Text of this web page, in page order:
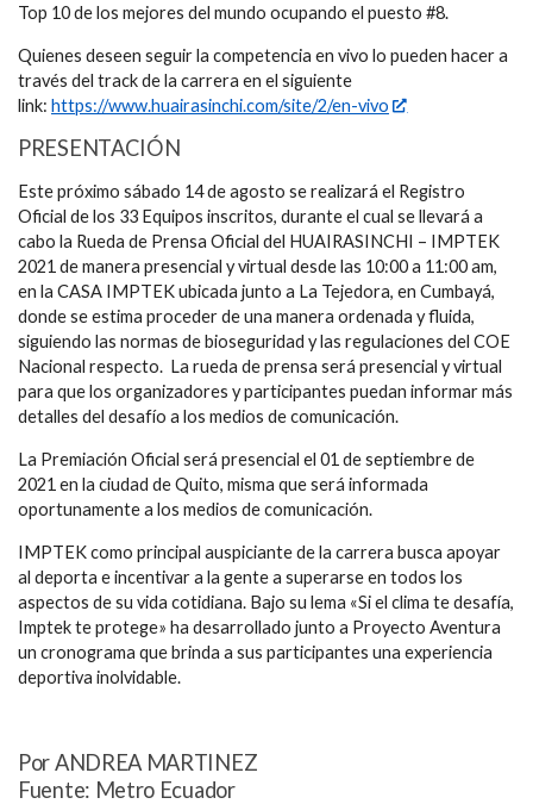
Top 10 de los mejores del mundo ocupando el puesto #8.
Quienes deseen seguir la competencia en vivo lo pueden hacer a
través del track de la carrera en el siguiente
link: https://www.huairasinchi.com/site/2/en-vivo
PRESENTACIÓN
Este próximo sábado 14 de agosto se realizará el Registro
Oficial de los 33 Equipos inscritos, durante el cual se llevará a
cabo la Rueda de Prensa Oficial del HUAIRASINCHI – IMPTEK
2021 de manera presencial y virtual desde las 10:00 a 11:00 am,
en la CASA IMPTEK ubicada junto a La Tejedora, en Cumbayá,
donde se estima proceder de una manera ordenada y fluida,
siguiendo las normas de bioseguridad y las regulaciones del COE
Nacional respecto. La rueda de prensa será presencial y virtual
para que los organizadores y participantes puedan informar más
detalles del desafío a los medios de comunicación.
La Premiación Oficial será presencial el 01 de septiembre de
2021 en la ciudad de Quito, misma que será informada
oportunamente a los medios de comunicación.
IMPTEK como principal auspiciante de la carrera busca apoyar
al deporta e incentivar a la gente a superarse en todos los
aspectos de su vida cotidiana. Bajo su lema «Si el clima te desafía,
Imptek te protege» ha desarrollado junto a Proyecto Aventura
un cronograma que brinda a sus participantes una experiencia
deportiva inolvidable.
Por ANDREA MARTINEZ
Fuente: Metro Ecuador